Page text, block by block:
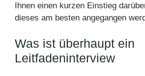
Ihnen einen kurzen Einstieg
dieses am besten angegangen
Was ist überhaupt ein
Leitfadeninterview